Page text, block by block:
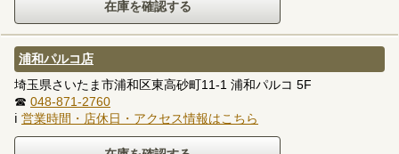
浦和パルコ店
埼玉県さいたま市浦和区東高砂町11-1 浦和パルコ 5F
☎ 048-871-2760
ℹ 営業時間・店休日・アクセス情報はこちら